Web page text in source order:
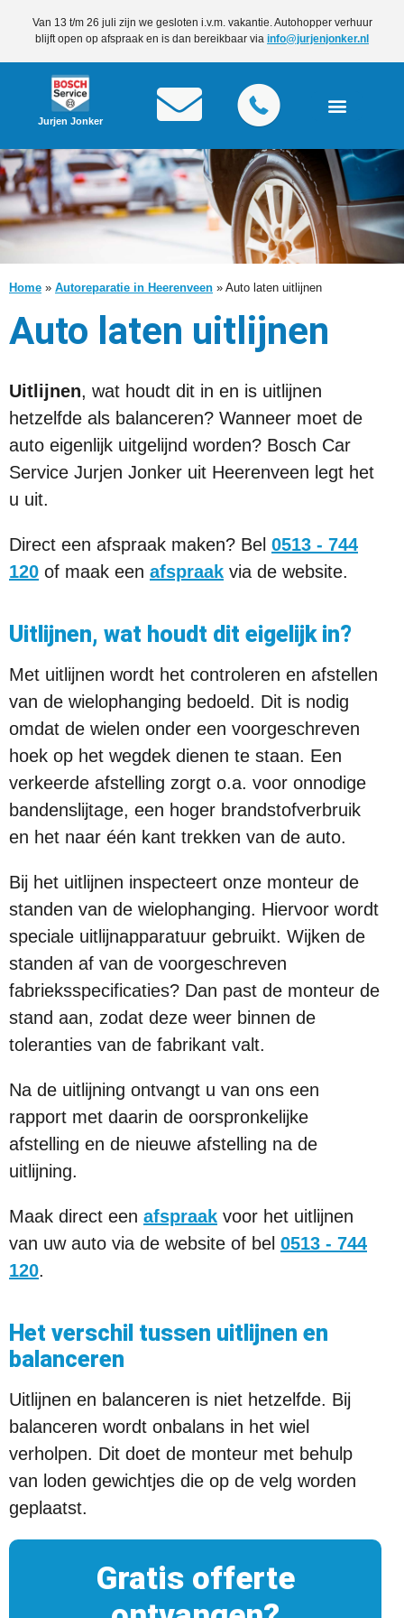
Van 13 t/m 26 juli zijn we gesloten i.v.m. vakantie. Autohopper verhuur
blijft open op afspraak en is dan bereikbaar via info@jurjenjonker.nl
Jurjen Jonker
Home » Autoreparatie in Heerenveen » Auto laten uitlijnen
Auto laten uitlijnen
Uitlijnen, wat houdt dit in en is uitlijnen
hetzelfde als balanceren? Wanneer moet de
auto eigenlijk uitgelijnd worden? Bosch Car
Service Jurjen Jonker uit Heerenveen legt het
u uit.
Direct een afspraak maken? Bel 0513 - 744
120 of maak een afspraak via de website.
Uitlijnen, wat houdt dit eigelijk in?
Met uitlijnen wordt het controleren en afstellen
van de wielophanging bedoeld. Dit is nodig
omdat de wielen onder een voorgeschreven
hoek op het wegdek dienen te staan. Een
verkeerde afstelling zorgt o.a. voor onnodige
bandenslijtage, een hoger brandstofverbruik
en het naar één kant trekken van de auto.
Bij het uitlijnen inspecteert onze monteur de
standen van de wielophanging. Hiervoor wordt
speciale uitlijnapparatuur gebruikt. Wijken de
standen af van de voorgeschreven
fabrieksspecificaties? Dan past de monteur de
stand aan, zodat deze weer binnen de
toleranties van de fabrikant valt.
Na de uitlijning ontvangt u van ons een
rapport met daarin de oorspronkelijke
afstelling en de nieuwe afstelling na de
uitlijning.
Maak direct een afspraak voor het uitlijnen
van uw auto via de website of bel 0513 - 744
120.
Het verschil tussen uitlijnen en
balanceren
Uitlijnen en balanceren is niet hetzelfde. Bij
balanceren wordt onbalans in het wiel
verholpen. Dit doet de monteur met behulp
van loden gewichtjes die op de velg worden
geplaatst.
Gratis offerte